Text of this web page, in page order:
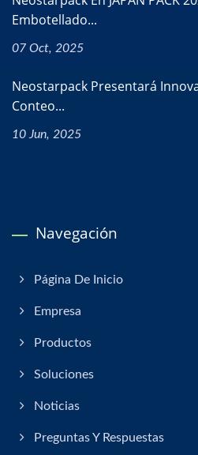
Embotellado...
07 Oct, 2025
Neostarpack Presentará
Conteo...
10 Jun, 2025
Navegación
Página De Inicio
Empresa
Productos
Soluciones
Noticias
Preguntas Y Respuestas